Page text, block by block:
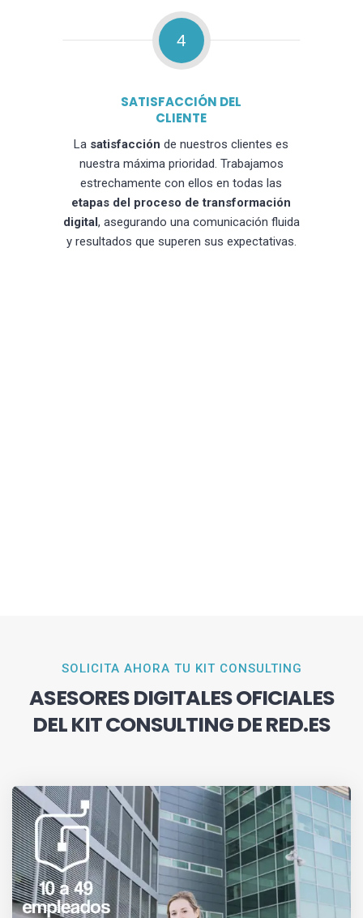
4
SATISFACCIÓN DEL
CLIENTE
La satisfacción de nuestros clientes es
nuestra máxima prioridad. Trabajamos
estrechamente con ellos en todas las
etapas del proceso de transformación
digital, asegurando una comunicación fluida
y resultados que superen sus expectativas.
SOLICITA AHORA TU KIT CONSULTING
ASESORES DIGITALES OFICIALES
DEL KIT CONSULTING DE RED.ES